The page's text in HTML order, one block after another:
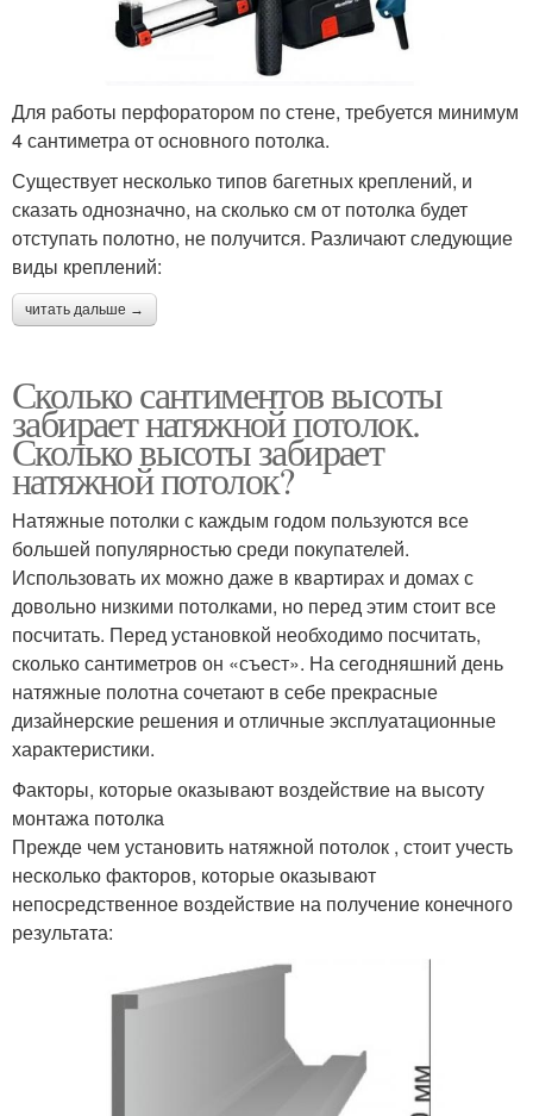
Для работы перфоратором по стене, требуется минимум
4 сантиметра от основного потолка.
Существует несколько типов багетных креплений, и
сказать однозначно, на сколько см от потолка будет
отступать полотно, не получится. Различают следующие
виды креплений:
читать дальше →
Сколько сантиментов высоты
забирает натяжной потолок.
Сколько высоты забирает
натяжной потолок?
Натяжные потолки с каждым годом пользуются все
большей популярностью среди покупателей.
Использовать их можно даже в квартирах и домах с
довольно низкими потолками, но перед этим стоит все
посчитать. Перед установкой необходимо посчитать,
сколько сантиметров он «съест». На сегодняшний день
натяжные полотна сочетают в себе прекрасные
дизайнерские решения и отличные эксплуатационные
характеристики.
Факторы, которые оказывают воздействие на высоту
монтажа потолка
Прежде чем установить натяжной потолок , стоит учесть
несколько факторов, которые оказывают
непосредственное воздействие на получение конечного
результата: